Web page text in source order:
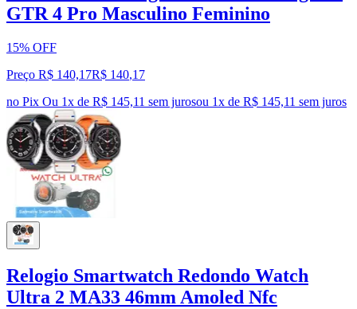
GTR 4 Pro Masculino Feminino
15% OFF
Preço R$ 140,17R$ 140,17
no Pix Ou 1x de R$ 145,11 sem jurosou 1x de R$ 145,11 sem juros
Relogio Smartwatch Redondo Watch
Ultra 2 MA33 46mm Amoled Nfc